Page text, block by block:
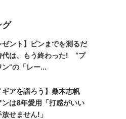
グ
ゼント】ピンまでを測るだ
代は、もう終わった! “プ
ン”の「レー...
ギアを語ろう】桑木志帆
ンは8年愛用「打感がいい
せません!」